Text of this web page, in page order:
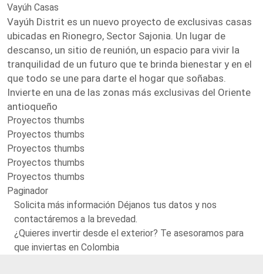
Vayúh Casas
Vayúh Distrit es un nuevo proyecto de exclusivas casas
ubicadas en Rionegro, Sector Sajonia. Un lugar de
descanso, un sitio de reunión, un espacio para vivir la
tranquilidad de un futuro que te brinda bienestar y en el
que todo se une para darte el hogar que soñabas.
Invierte en una de las zonas más exclusivas del Oriente
antioqueño
Proyectos thumbs
Proyectos thumbs
Proyectos thumbs
Proyectos thumbs
Proyectos thumbs
Paginador
Solicita más información Déjanos tus datos y nos
contactáremos a la brevedad.
¿Quieres invertir desde el exterior? Te asesoramos para
que inviertas en Colombia